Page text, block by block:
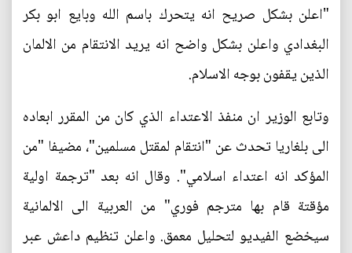
"اعلن بشكل صريح انه يتحرك باسم الله وبايع ابو بكر
البغدادي واعلن بشكل واضح انه يريد الانتقام من الالمان
الذين يقفون بوجه الاسلام.
وتابع الوزير ان منفذ الاعتداء الذي كان من المقرر ابعاده
الى بلغاريا تحدث عن "انتقام لمقتل مسلمين"، مضيفا "من
المؤكد انه اعتداء اسلامي". وقال انه بعد "ترجمة اولية
مؤقتة قام بها مترجم فوري" من العربية الى الالمانية
سيخضع الفيديو لتحليل معمق. واعلن تنظيم داعش عبر